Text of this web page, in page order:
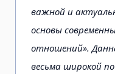
важной и
основы
отношений».
весьма широкой